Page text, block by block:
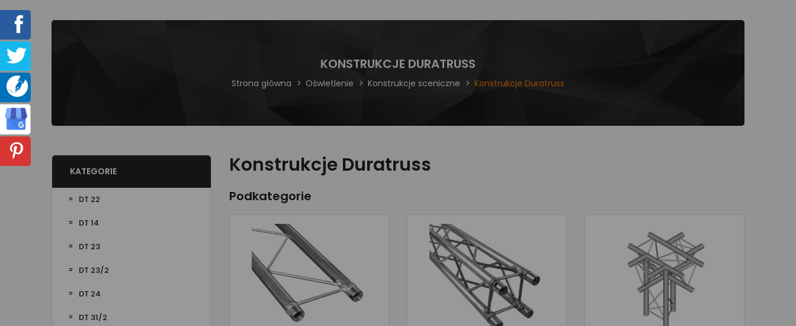
KONSTRUKCJE DURATRUSS
Strona główna Oświetlenie Konstrukcje sceniczne Konstrukcje Duratruss
KATEGORIE
DT 22
DT 14
DT 23
DT 23/2
DT 24
DT 31/2
Konstrukcje Duratruss
Podkategorie